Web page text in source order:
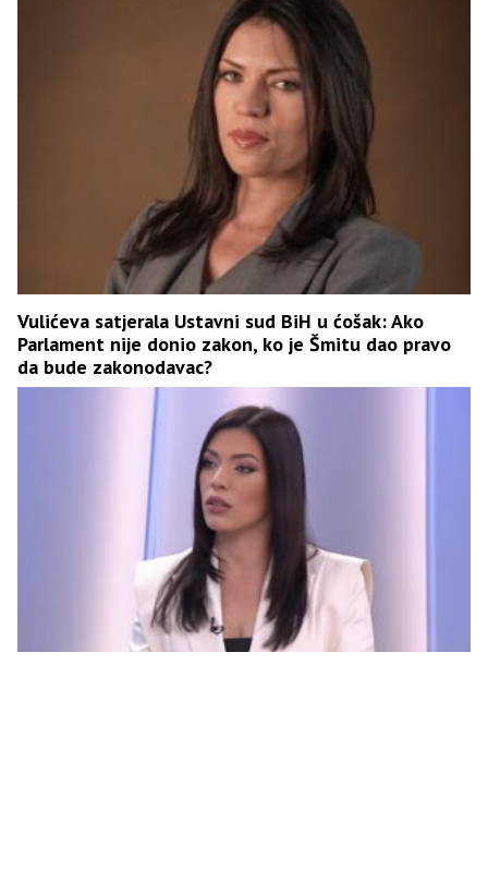
Vulićeva satjerala Ustavni sud BiH u ćošak: Ako
Parlament nije donio zakon, ko je Šmitu dao pravo
da bude zakonodavac?